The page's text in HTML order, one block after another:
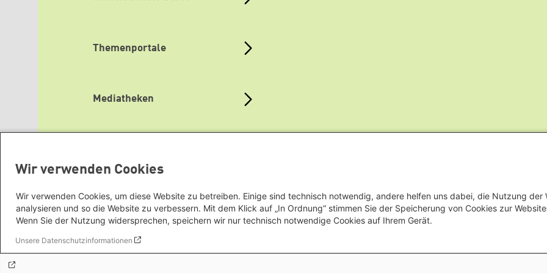
Themenportale
Mediatheken
Wir verwenden Cookies
Wir verwenden Cookies, um diese Website zu betreiben. Einige sind technisch notwendig, andere helfen uns dabei, die Nutzung der
analysieren und so die Website zu verbessern. Mit dem Klick auf „In Ordnung“ stimmen Sie der Speicherung von Cookies zur
Wenn Sie der Nutzung widersprechen, speichern wir nur technisch notwendige Cookies auf Ihrem Gerät.
Unsere Datenschutzinformationen